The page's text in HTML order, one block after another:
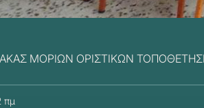
ΜΟΡΙΩΝ ΟΡΙΣΤΙΚΩΝ
πμ